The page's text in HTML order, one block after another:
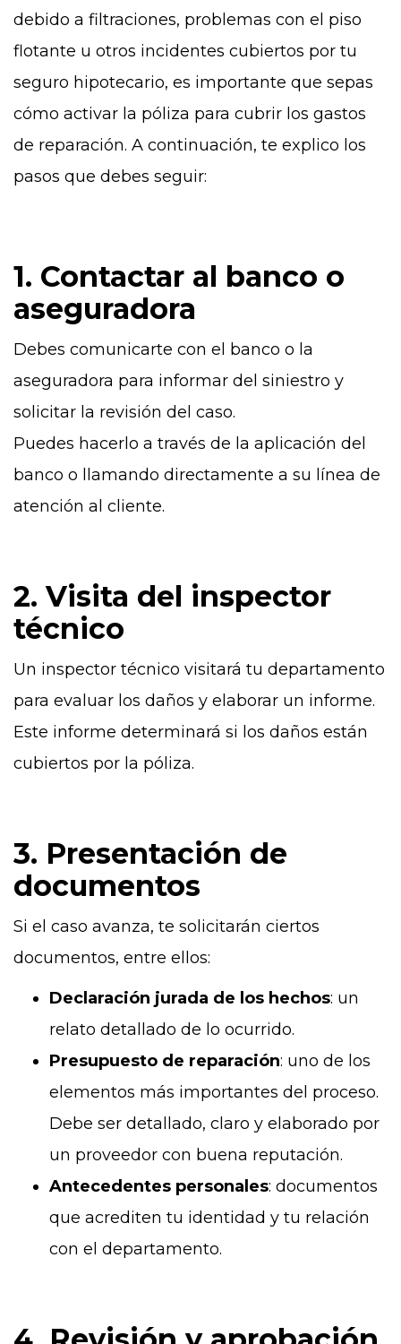
debido a filtraciones, problemas con el piso
flotante u otros incidentes cubiertos por tu
seguro hipotecario, es importante que sepas
cómo activar la póliza para cubrir los gastos
de reparación. A continuación, te explico los
pasos que debes seguir:
1. Contactar al banco o
aseguradora
Debes comunicarte con el banco o la
aseguradora para informar del siniestro y
solicitar la revisión del caso.
Puedes hacerlo a través de la aplicación del
banco o llamando directamente a su línea de
atención al cliente.
2. Visita del inspector
técnico
Un inspector técnico visitará tu departamento
para evaluar los daños y elaborar un informe.
Este informe determinará si los daños están
cubiertos por la póliza.
3. Presentación de
documentos
Si el caso avanza, te solicitarán ciertos
documentos, entre ellos:
Declaración jurada de los hechos: un
relato detallado de lo ocurrido.
Presupuesto de reparación: uno de los
elementos más importantes del proceso.
Debe ser detallado, claro y elaborado por
un proveedor con buena reputación.
Antecedentes personales: documentos
que acrediten tu identidad y tu relación
con el departamento.